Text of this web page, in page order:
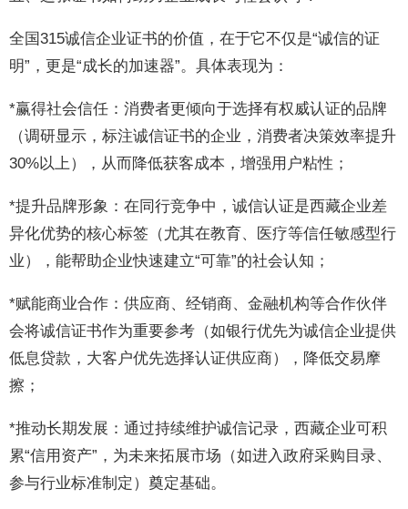
全国315诚信企业证书的价值，在于它不仅是“诚信的证
明”，更是“成长的加速器”。具体表现为：
*赢得社会信任：消费者更倾向于选择有权威认证的品牌
（调研显示，标注诚信证书的企业，消费者决策效率提升
30%以上），从而降低获客成本，增强用户粘性；
*提升品牌形象：在同行竞争中，诚信认证是西藏企业差
异化优势的核心标签（尤其在教育、医疗等信任敏感型行
业），能帮助企业快速建立“可靠”的社会认知；
*赋能商业合作：供应商、经销商、金融机构等合作伙伴
会将诚信证书作为重要参考（如银行优先为诚信企业提供
低息贷款，大客户优先选择认证供应商），降低交易摩
擦；
*推动长期发展：通过持续维护诚信记录，西藏企业可积
累“信用资产”，为未来拓展市场（如进入政府采购目录、
参与行业标准制定）奠定基础。